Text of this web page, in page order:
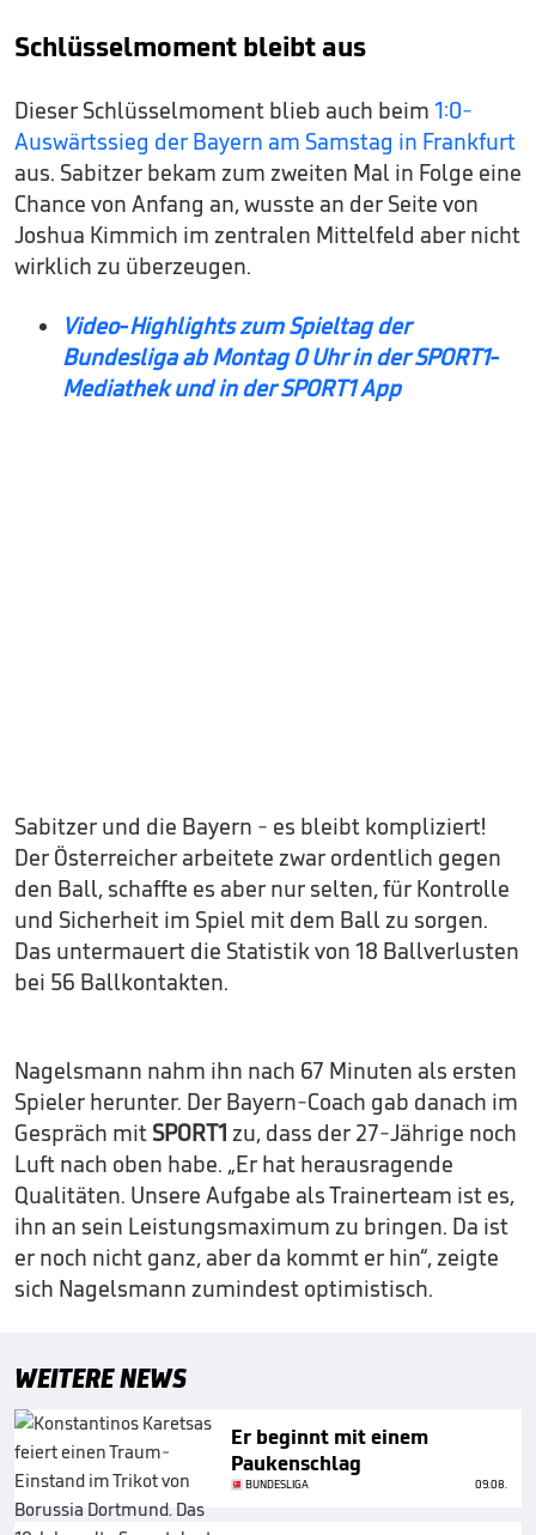
Schlüsselmoment bleibt aus
Dieser Schlüsselmoment blieb auch beim 1:0-
Auswärtssieg der Bayern am Samstag in Frankfurt
aus. Sabitzer bekam zum zweiten Mal in Folge eine
Chance von Anfang an, wusste an der Seite von
Joshua Kimmich im zentralen Mittelfeld aber nicht
wirklich zu überzeugen.
Video-Highlights zum Spieltag der
Bundesliga ab Montag 0 Uhr in der SPORT1-
Mediathek und in der SPORT1 App
Sabitzer und die Bayern - es bleibt kompliziert!
Der Österreicher arbeitete zwar ordentlich gegen
den Ball, schaffte es aber nur selten, für Kontrolle
und Sicherheit im Spiel mit dem Ball zu sorgen.
Das untermauert die Statistik von 18 Ballverlusten
bei 56 Ballkontakten.
Nagelsmann nahm ihn nach 67 Minuten als ersten
Spieler herunter. Der Bayern-Coach gab danach im
Gespräch mit SPORT1 zu, dass der 27-Jährige noch
Luft nach oben habe. „Er hat herausragende
Qualitäten. Unsere Aufgabe als Trainerteam ist es,
ihn an sein Leistungsmaximum zu bringen. Da ist
er noch nicht ganz, aber da kommt er hin“, zeigte
sich Nagelsmann zumindest optimistisch.
WEITERE NEWS
Er beginnt mit einem
Paukenschlag
BUNDESLIGA 09.08.